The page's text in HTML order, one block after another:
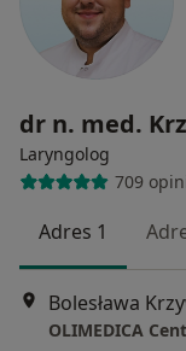
dr n. med.
Laryngolog
709
Adres 1
OLIMEDICA